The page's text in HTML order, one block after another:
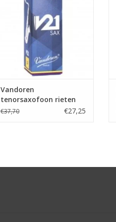
Vandoren
tenorsaxofoon rieten
V21
€37,70 €27,25